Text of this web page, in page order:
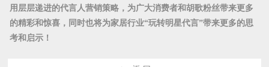
用 层层递进的代言人营销策略，为广大消费者和胡歌粉丝带来更多
的精彩和惊喜，同时也将为家居行业“玩转明星代言”带来更多的思
考和启示！